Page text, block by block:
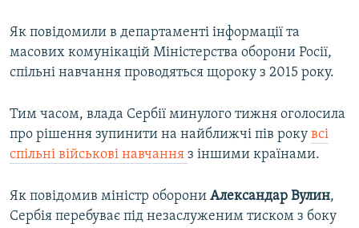
Як повідомили в департаменті інформації та
масових комунікацій Міністерства оборони Росії,
спільні навчання проводяться щороку з 2015 року.
Тим часом, влада Сербії минулого тижня оголосила
про рішення зупинити на найближчі пів року всі
спільні військові навчання з іншими країнами.
Як повідомив міністр оборони Александар Вулин,
Сербія перебуває під незаслуженим тиском з боку